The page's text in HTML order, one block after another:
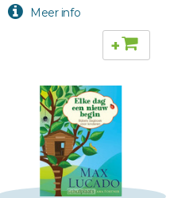
+